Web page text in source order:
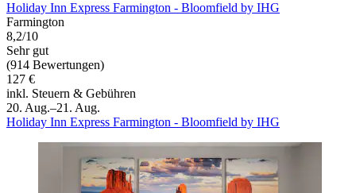
Holiday Inn Express Farmington - Bloomfield by IHG
Farmington
8,2/10
Sehr gut
(914 Bewertungen)
127 €
inkl. Steuern & Gebühren
20. Aug.–21. Aug.
Holiday Inn Express Farmington - Bloomfield by IHG